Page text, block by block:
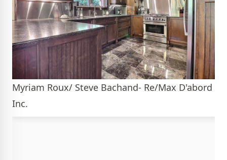
Myriam Roux/ Steve Bachand- Re/Max D'abord
Inc.